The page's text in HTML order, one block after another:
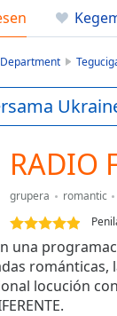
RADIO
grupera romantic
una
románticas,
locución